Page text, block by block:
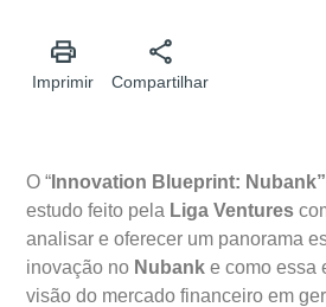
Imprimir Compartilhar
O “ Innovation Blueprint: Nubank”
estudo feito pela Liga Ventures
analisar e oferecer um panorama
inovação no Nubank e como essa
visão do mercado financeiro em